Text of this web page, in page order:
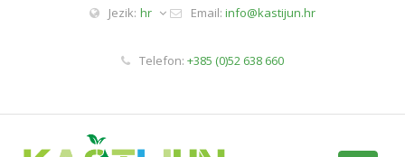
Jezik: hr Email: info@kastijun.hr
Telefon: +385 (0)52 638 660